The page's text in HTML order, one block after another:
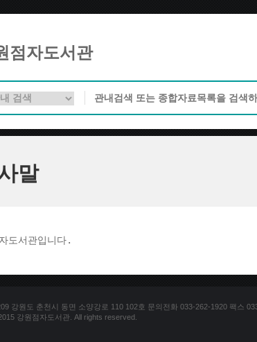
점자도서관
말
도서관입니다.
강원도 춘천시 동면 소양강로 110 102호 문의전화 033-262-1920 팩스
강원점자도서관. All rights reserved.